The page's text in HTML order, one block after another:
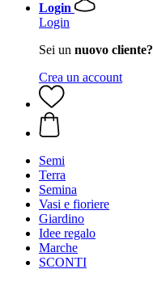
Login
Login
Sei un nuovo cliente?
Crea un account
Semi
Terra
Semina
Vasi e fioriere
Giardino
Idee regalo
Marche
SCONTI